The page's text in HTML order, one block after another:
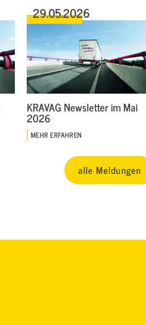
29.05.2026
KRAVAG Newsletter im Mai
2026
MEHR ERFAHREN
alle Meldungen